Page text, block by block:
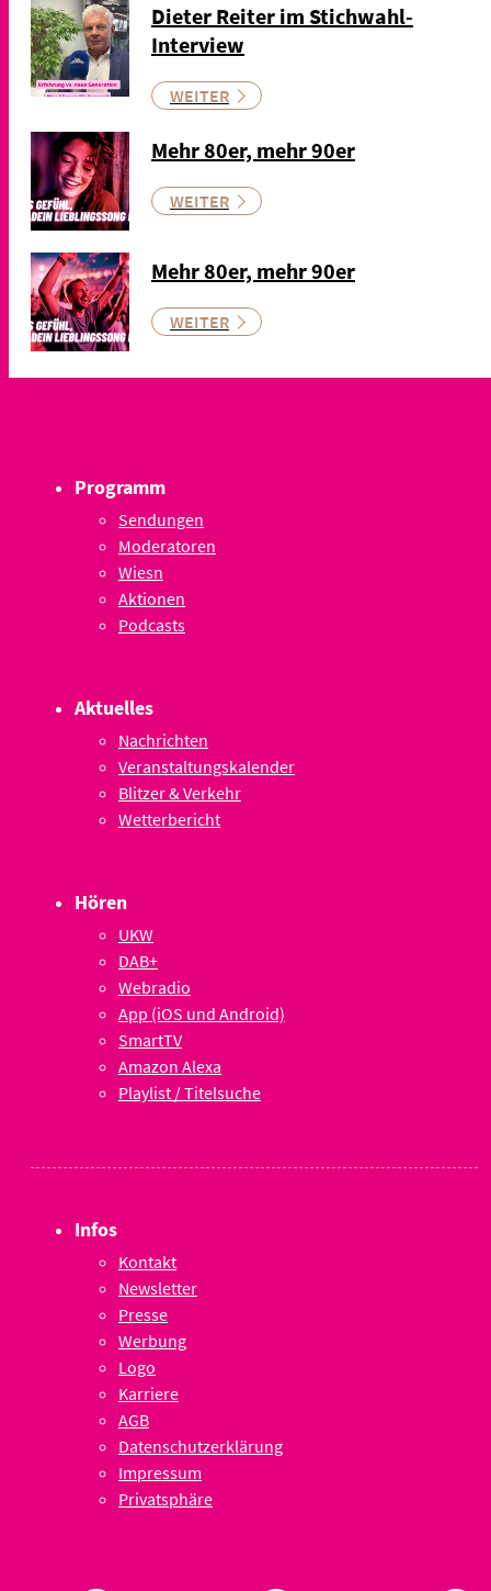
Dieter Reiter im Stichwahl-
Interview
WEITER
Mehr 80er, mehr 90er
WEITER
Mehr 80er, mehr 90er
WEITER
Programm
Sendungen
Moderatoren
Wiesn
Aktionen
Podcasts
Aktuelles
Nachrichten
Veranstaltungskalender
Blitzer & Verkehr
Wetterbericht
Hören
UKW
DAB+
Webradio
App (iOS und Android)
SmartTV
Amazon Alexa
Playlist / Titelsuche
Infos
Kontakt
Newsletter
Presse
Werbung
Logo
Karriere
AGB
Datenschutzerklärung
Impressum
Privatsphäre